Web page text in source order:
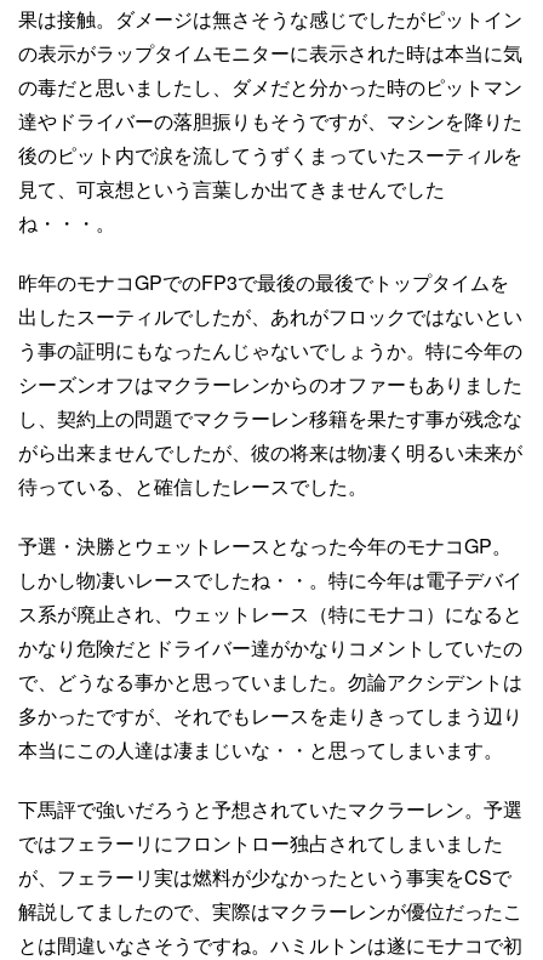
果は接触。ダメージは無さそうな感じでしたがピットイン
の表示がラップタイムモニターに表示された時は本当に気
の毒だと思いましたし、ダメだと分かった時のピットマン
達やドライバーの落胆振りもそうですが、マシンを降りた
後のピット内で涙を流してうずくまっていたスーティルを
見て、可哀想という言葉しか出てきませんでした
ね・・・。
昨年のモナコGPでのFP3で最後の最後でトップタイムを
出したスーティルでしたが、あれがフロックではないとい
う事の証明にもなったんじゃないでしょうか。特に今年の
シーズンオフはマクラーレンからのオファーもありました
し、契約上の問題でマクラーレン移籍を果たす事が残念な
がら出来ませんでしたが、彼の将来は物凄く明るい未来が
待っている、と確信したレースでした。
予選・決勝とウェットレースとなった今年のモナコGP。
しかし物凄いレースでしたね・・。特に今年は電子デバイ
ス系が廃止され、ウェットレース（特にモナコ）になると
かなり危険だとドライバー達がかなりコメントしていたの
で、どうなる事かと思っていました。勿論アクシデントは
多かったですが、それでもレースを走りきってしまう辺り
本当にこの人達は凄まじいな・・と思ってしまいます。
下馬評で強いだろうと予想されていたマクラーレン。予選
ではフェラーリにフロントロー独占されてしまいました
が、フェラーリ実は燃料が少なかったという事実をCSで
解説してましたので、実際はマクラーレンが優位だったこ
とは間違いなさそうですね。ハミルトンは遂にモナコで初